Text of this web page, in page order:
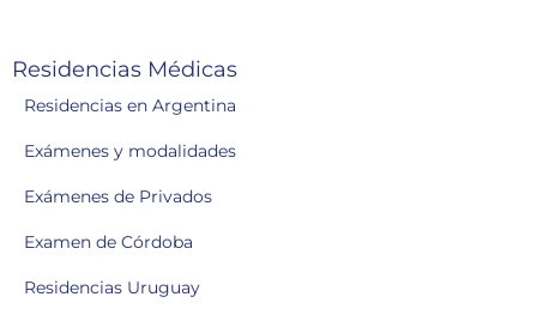
Residencias Médicas
Residencias en Argentina
Exámenes y modalidades
Exámenes de Privados
Examen de Córdoba
Residencias Uruguay